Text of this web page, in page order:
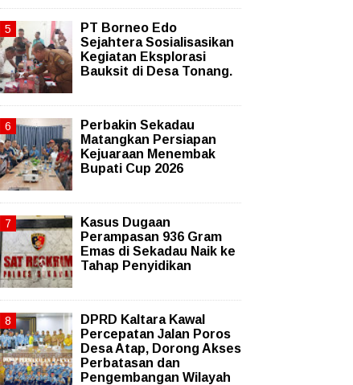
PT Borneo Edo
Sejahtera Sosialisasikan
Kegiatan Eksplorasi
Bauksit di Desa Tonang.
Perbakin Sekadau
Matangkan Persiapan
Kejuaraan Menembak
Bupati Cup 2026
Kasus Dugaan
Perampasan 936 Gram
Emas di Sekadau Naik ke
Tahap Penyidikan
DPRD Kaltara Kawal
Percepatan Jalan Poros
Desa Atap, Dorong Akses
Perbatasan dan
Pengembangan Wilayah